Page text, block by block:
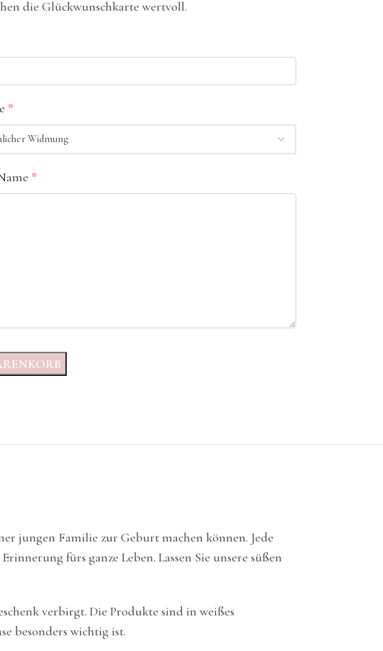
die Glückwunschkarte wertvoll.
*
*
jungen Familie zur Geburt machen können. Jede
fürs ganze Leben. Lassen Sie unsere süßen
verbirgt. Die Produkte sind in weißes
besonders wichtig ist.